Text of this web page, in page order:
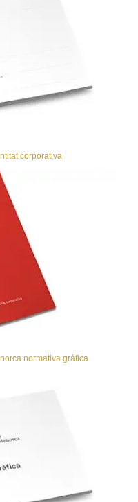
corporativa
normativa gráfica